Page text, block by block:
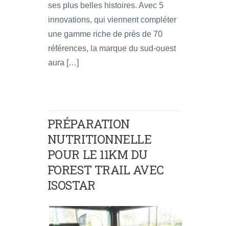
ses plus belles histoires. Avec 5
innovations, qui viennent compléter
une gamme riche de près de 70
références, la marque du sud-ouest
aura […]
PRÉPARATION
NUTRITIONNELLE
POUR LE 11KM DU
FOREST TRAIL AVEC
ISOSTAR